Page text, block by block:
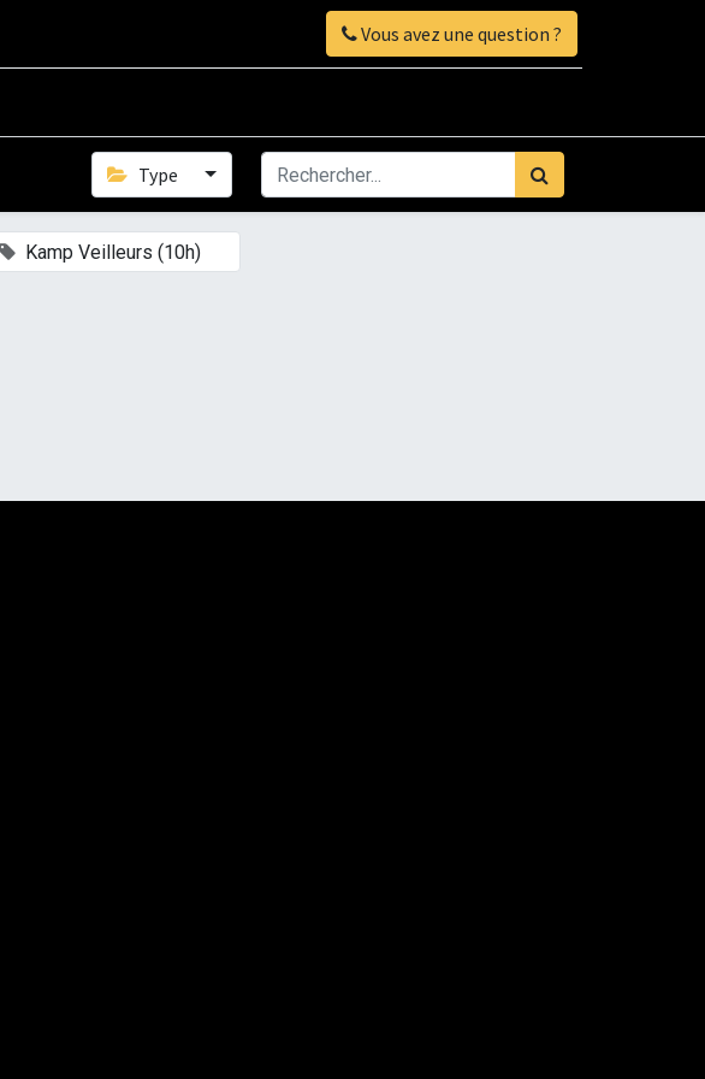
Vous avez une question ?
Type
Kamp Veilleurs (10h)